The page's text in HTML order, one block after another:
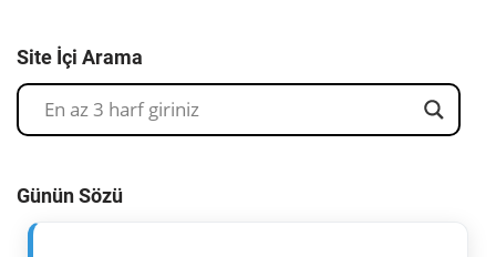
Site İçi Arama
Günün Sözü